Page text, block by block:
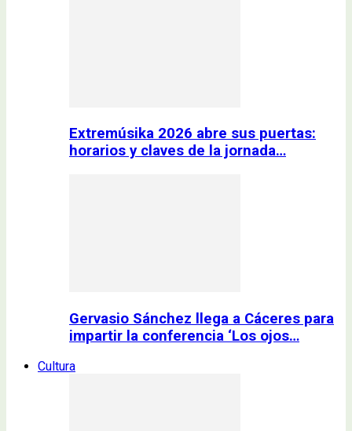
Extremúsika 2026 abre sus puertas:
horarios y claves de la jornada…
Gervasio Sánchez llega a Cáceres para
impartir la conferencia ‘Los ojos…
Cultura